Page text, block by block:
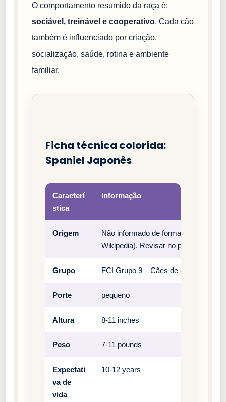
O comportamento resumido da raça é:
sociável, treinável e cooperativo. Cada cão
também é influenciado por criação,
socialização, saúde, rotina e ambiente
familiar.
Ficha técnica colorida:
Spaniel Japonês
Caracterí
stica
Informação
Origem
Não informado de forma estruturada
Wikipedia). Revisar no padrão oficial
Grupo FCI Grupo 9 – Cães de companhia
Porte pequeno
Altura 8-11 inches
Peso 7-11 pounds
Expectati
va de
vida
10-12 years